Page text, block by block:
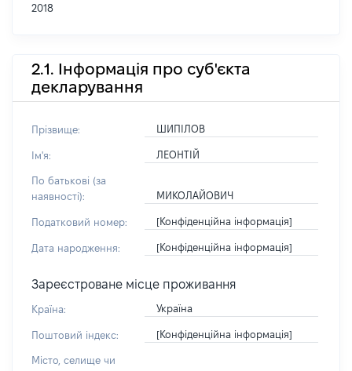
2018
2.1. Інформація про суб'єкта
декларування
Прізвище: ШИПІЛОВ
Ім'я: ЛЕОНТІЙ
По батькові (за
наявності):
МИКОЛАЙОВИЧ
Податковий номер: [Конфіденційна інформація]
Дата народження: [Конфіденційна інформація]
Зареєстроване місце проживання
Країна: Україна
Поштовий індекс: [Конфіденційна інформація]
Місто, селище чи